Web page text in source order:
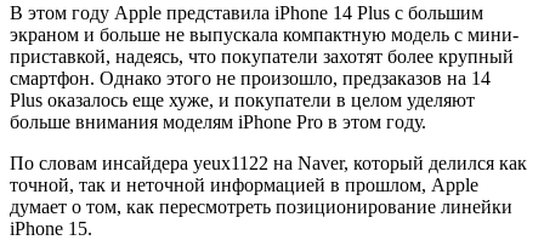
В этом году Apple представила iPhone 14 Plus с большим
экраном и больше не выпускала компактную модель с мини-
приставкой, надеясь, что покупатели захотят более крупный
смартфон. Однако этого не произошло, предзаказов на 14
Plus оказалось еще хуже, и покупатели в целом уделяют
больше внимания моделям iPhone Pro в этом году.
По словам инсайдера yeux1122 на Naver, который делился как
точной, так и неточной информацией в прошлом, Apple
думает о том, как пересмотреть позиционирование линейки
iPhone 15.